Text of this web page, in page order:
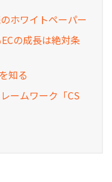
ホワイトペーパー
の成長は絶対条
知る
ームワーク「CS